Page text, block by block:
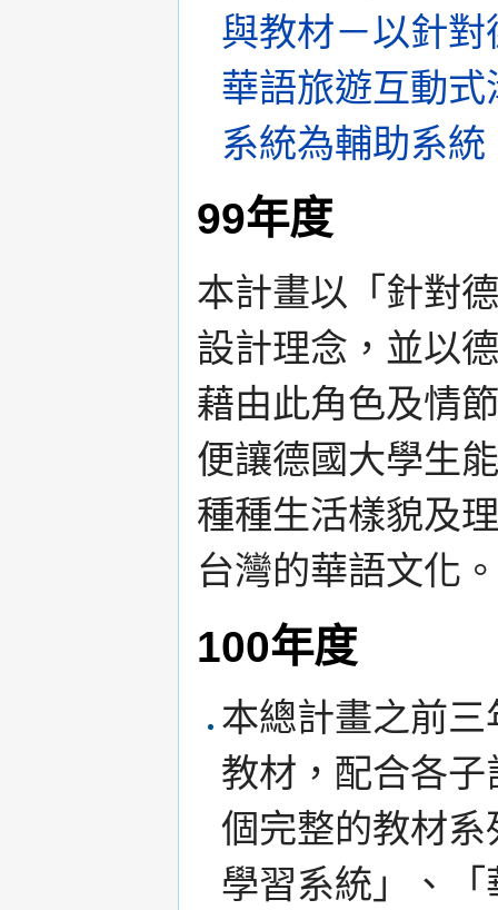
與教材－以針
華語旅遊互動
系統為輔助系統
99年度
本計畫以「針對
設計理念，並以
藉由此角色及情
便讓德國大學生
種種生活樣貌及
台灣的華語文化。
100年度
本總計畫之前
教材，配合各
個完整的教材
學習系統」、